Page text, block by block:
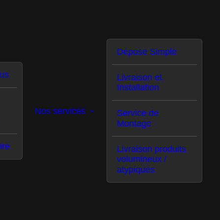
Nos services
Dépose Simple
Livraison et
Installation
Service de
Montage
Livraison produits
volumineux /
atypiques